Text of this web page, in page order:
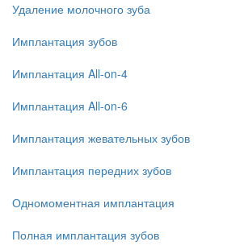
Удаление молочного зуба
Имплантация зубов
Имплантация All-on-4
Имплантация All-on-6
Имплантация жевательных зубов
Имплантация передних зубов
Одномоментная имплантация
Полная имплантация зубов